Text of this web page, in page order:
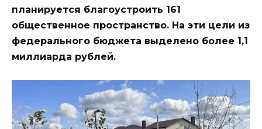
планируется благоустроить 161
общественное пространство. На эти цели из
федерального бюджета выделено более 1,1
миллиарда рублей.